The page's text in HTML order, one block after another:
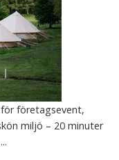
företagsevent,
miljö – 20 minuter